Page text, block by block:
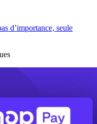
d’importance, seule